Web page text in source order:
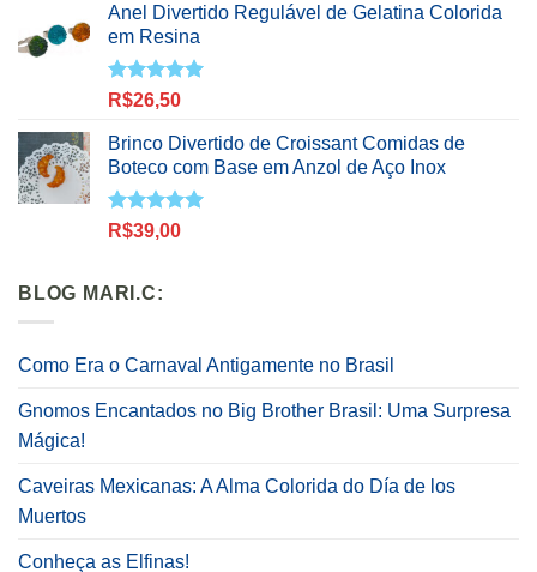
Anel Divertido Regulável de Gelatina Colorida
em Resina
Avaliação
R$26,50
Brinco Divertido de Croissant Comidas de
Boteco com Base em Anzol de Aço Inox
Avaliação
R$39,00
BLOG MARI.C:
Como Era o Carnaval Antigamente no Brasil
Gnomos Encantados no Big Brother Brasil: Uma Surpresa
Mágica!
Caveiras Mexicanas: A Alma Colorida do Día de los
Muertos
Conheça as Elfinas!